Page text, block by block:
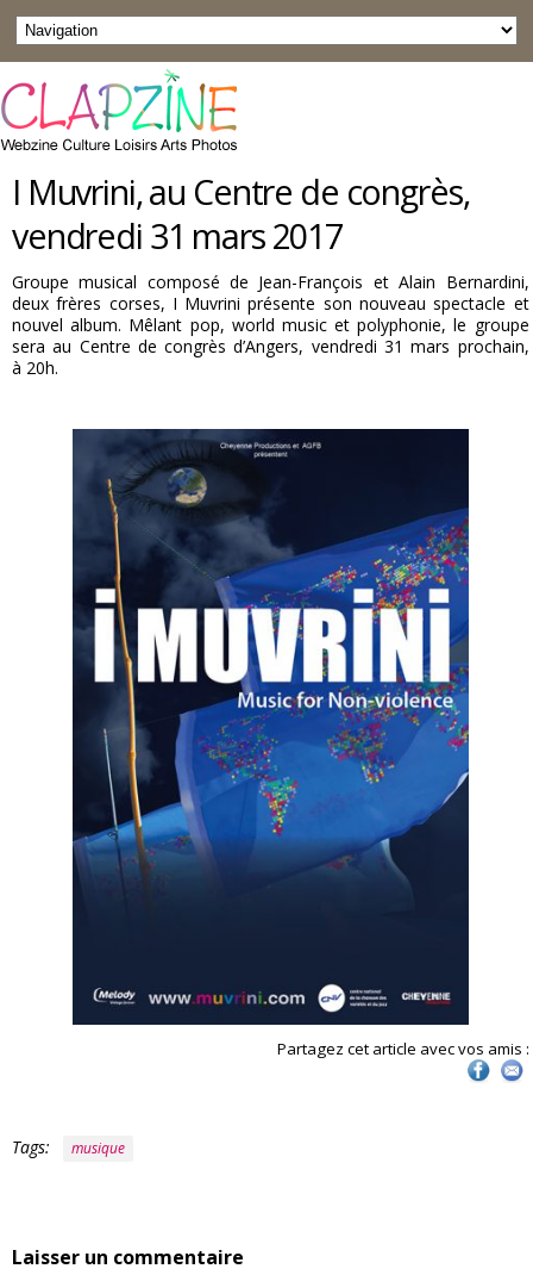
I Muvrini, au Centre de congrès,
vendredi 31 mars 2017
Groupe musical composé de Jean-François et Alain Bernardini,
deux frères corses, I Muvrini présente son nouveau spectacle et
nouvel album. Mêlant pop, world music et polyphonie, le groupe
sera au Centre de congrès d’Angers, vendredi 31 mars prochain,
à 20h.
Partagez cet article avec vos amis :
Tags: musique
Laisser un commentaire